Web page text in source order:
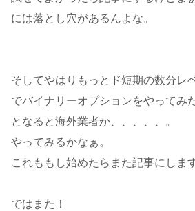
には落とし穴があるんよな。
そしてやはりもっとド短期の数分レ
でバイナリーオプションをやってみ
となると海外業者か、、、、、。
やってみるかなぁ。
これももし始めたらまた記事にしま
ではまた！